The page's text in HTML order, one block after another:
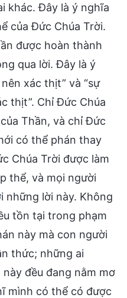
khác. Đây là ý nghĩa
của Đức Chúa Trời.
được hoàn thành
qua lời. Đây là ý
xác thịt” và “sự
thịt”. Chỉ Đức Chúa
Thần, và chỉ Đức
có thể phán thay
Chúa Trời được làm
thể, và mọi người
những lời này. Không
tồn tại trong phạm
này mà con người
thức; những ai
đều đang nằm mơ
mình có thể có được